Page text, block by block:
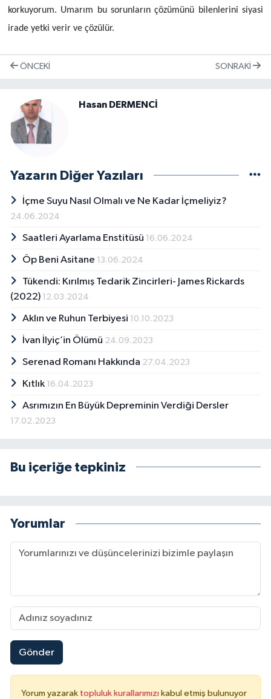
korkuyorum. Umarım bu sorunların çözümünü bilenlerini siyasi
irade yetki verir ve çözülür.
ÖNCEKI SONRAKI
Hasan DERMENCİ
Yazarın Diğer Yazıları
İçme Suyu Nasıl Olmalı ve Ne Kadar İçmeliyiz?
24.06.2024
Saatleri Ayarlama Enstitüsü 16.06.2024
Öp Beni Asitane 13.06.2024
Tükendi: Kırılmış Tedarik Zincirleri- James Rickards
(2022) 12.03.2024
Aklın ve Ruhun Terbiyesi 10.10.2023
İvan İlyiç’in Ölümü 24.09.2023
Serenad Romanı Hakkında 27.04.2023
Kıtlık 16.04.2023
Asrımızın En Büyük Depreminin Verdiği Dersler
17.02.2023
Bu içeriğe tepkiniz
Yorumlar
Gönder
Yorum yazarak topluluk kurallarımızı kabul etmiş bulunuyor